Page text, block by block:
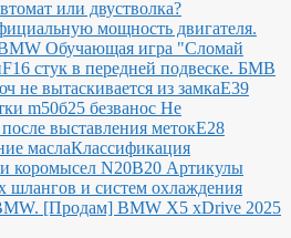
или двустволка?
мощность двигателя.
Обучающая игра "Сломай
F16 стук в передней подвеске. БМВ
не вытаскивается из замкаE39
m50б25 безванос Не
выставления метокЕ28
маслаКлассификация
коромысел N20B20 Артикулы
и систем охлаждения
[Продам] BMW X5 xDrive 2025